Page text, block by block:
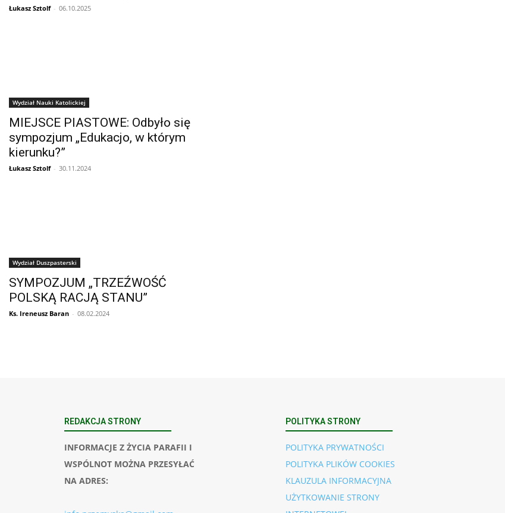
Łukasz Sztolf - 06.10.2025
Wydział Nauki Katolickiej
MIEJSCE PIASTOWE: Odbyło się
sympozjum „Edukacjo, w którym
kierunku?”
Łukasz Sztolf - 30.11.2024
Wydział Duszpasterski
SYMPOZJUM „TRZEŹWOŚĆ
POLSKĄ RACJĄ STANU”
Ks. Ireneusz Baran - 08.02.2024
REDAKCJA STRONY
INFORMACJE Z ŻYCIA PARAFII I
WSPÓLNOT MOŻNA PRZESYŁAĆ
NA ADRES:
POLITYKA STRONY
POLITYKA PRYWATNOŚCI
POLITYKA PLIKÓW COOKIES
KLAUZULA INFORMACYJNA
UŻYTKOWANIE STRONY